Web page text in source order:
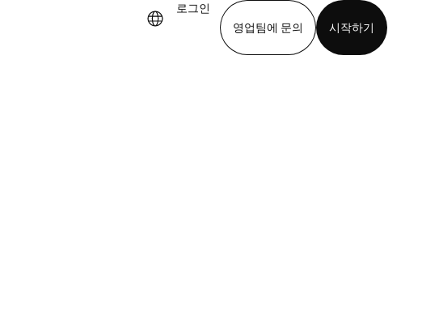
로그인
영업팀에 문의
시작하기